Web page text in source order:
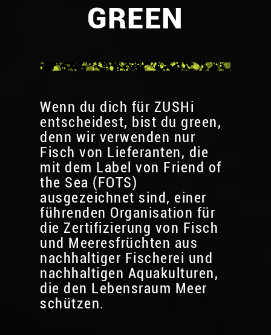
GREEN
Wenn du dich für ZUSHi
entscheidest, bist du green,
denn wir verwenden nur
Fisch von Lieferanten, die
mit dem Label von Friend of
the Sea (FOTS)
ausgezeichnet sind, einer
führenden Organisation für
die Zertifizierung von Fisch
und Meeresfrüchten aus
nachhaltiger Fischerei und
nachhaltigen Aquakulturen,
die den Lebensraum Meer
schützen.